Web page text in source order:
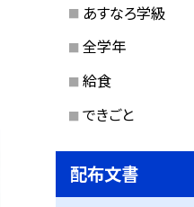
あすなろ学級
全学年
給食
できごと
配布文書